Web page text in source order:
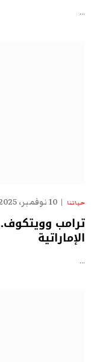
…
حياتنا 10 نوفمبر، 2025
ترامب
الإماراتية
…